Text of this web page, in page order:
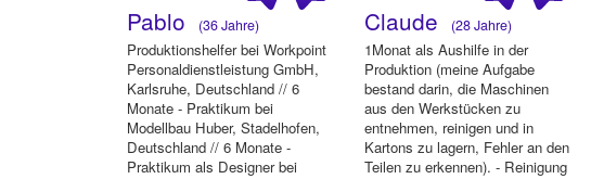
Pablo (36 Jahre)
Produktionshelfer bei Workpoint
Personaldienstleistung GmbH,
Karlsruhe, Deutschland // 6
Monate - Praktikum bei
Modellbau Huber, Stadelhofen,
Deutschland // 6 Monate -
Praktikum als Designer bei
Claude (28 Jahre)
1Monat als Aushilfe in der
Produktion (meine Aufgabe
bestand darin, die Maschinen
aus den Werkstücken zu
entnehmen, reinigen und in
Kartons zu lagern, Fehler an den
Teilen zu erkennen). - Reinigung